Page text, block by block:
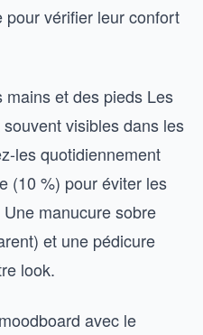
pour vérifier leur confort
et des pieds Les
visibles dans les
les quotidiennement
(10 %) pour éviter les
manucure sobre
et une pédicure
look.
avec le